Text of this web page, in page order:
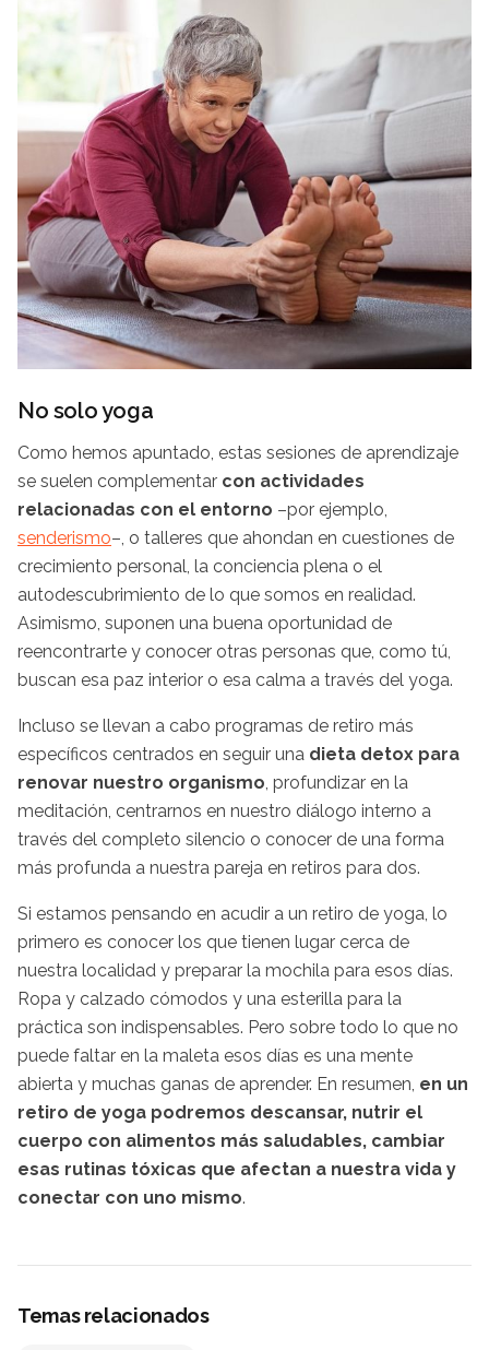
No solo yoga
Como hemos apuntado, estas sesiones de aprendizaje
se suelen complementar con actividades
relacionadas con el entorno –por ejemplo,
senderismo–, o talleres que ahondan en cuestiones de
crecimiento personal, la conciencia plena o el
autodescubrimiento de lo que somos en realidad.
Asimismo, suponen una buena oportunidad de
reencontrarte y conocer otras personas que, como tú,
buscan esa paz interior o esa calma a través del yoga.
Incluso se llevan a cabo programas de retiro más
específicos centrados en seguir una dieta detox para
renovar nuestro organismo, profundizar en la
meditación, centrarnos en nuestro diálogo interno a
través del completo silencio o conocer de una forma
más profunda a nuestra pareja en retiros para dos.
Si estamos pensando en acudir a un retiro de yoga, lo
primero es conocer los que tienen lugar cerca de
nuestra localidad y preparar la mochila para esos días.
Ropa y calzado cómodos y una esterilla para la
práctica son indispensables. Pero sobre todo lo que no
puede faltar en la maleta esos días es una mente
abierta y muchas ganas de aprender. En resumen, en un
retiro de yoga podremos descansar, nutrir el
cuerpo con alimentos más saludables, cambiar
esas rutinas tóxicas que afectan a nuestra vida y
conectar con uno mismo.
Temas relacionados